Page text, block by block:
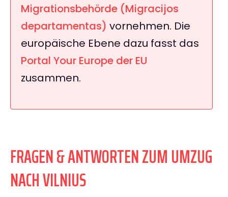
Migrationsbehörde (Migracijos
departamentas) vornehmen. Die
europäische Ebene dazu fasst das
Portal Your Europe der EU
zusammen.
FRAGEN & ANTWORTEN ZUM UMZUG
NACH VILNIUS